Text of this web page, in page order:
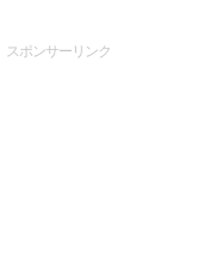
スポンサーリンク